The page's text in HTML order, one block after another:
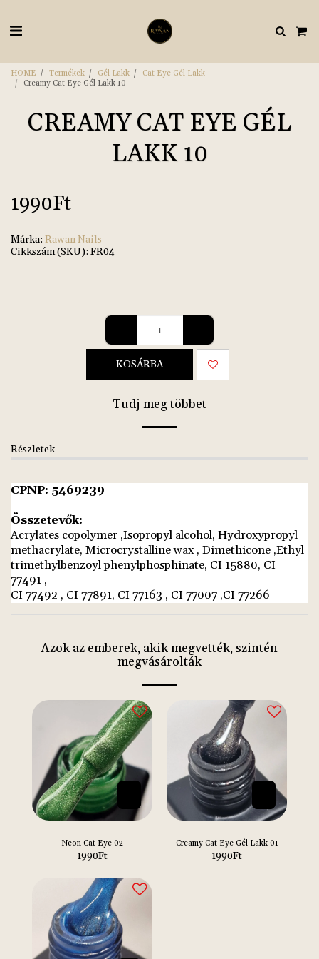
HOME Termékek Gél Lakk
Cat Eye Gél Lakk
Creamy Cat Eye Gél Lakk 10
CREAMY CAT EYE GÉL
LAKK 10
1990Ft
Márka: Rawan Nails
Cikkszám (SKU): FR04
KOSÁRBA
Tudj meg többet
Részletek
CPNP: 5469239
Összetevők:
Acrylates copolymer ,Isopropyl alcohol, Hydroxypropyl
methacrylate, Microcrystalline wax , Dimethicone ,Ethyl
trimethylbenzoyl phenylphosphinate, CI 15880, CI
77491 ,
CI 77492 , CI 77891, CI 77163 , CI 77007 ,CI 77266
Azok az emberek, akik megvették, szintén
megvásárolták
Neon Cat Eye 02
1990Ft
Creamy Cat Eye Gél Lakk 01
1990Ft